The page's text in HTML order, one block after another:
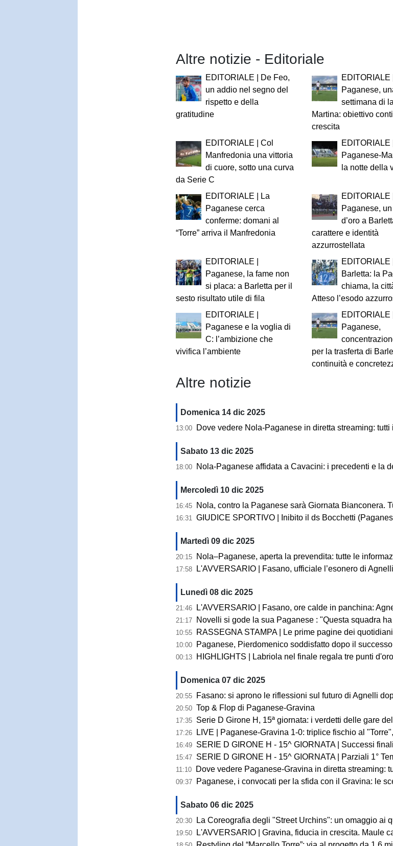
Altre notizie - Editoriale
EDITORIALE | De Feo,
un addio nel segno del
rispetto e della
gratitudine
EDITORIALE |
Paganese,
settimana di
Martina: obiettivo
crescita
EDITORIALE | Col
Manfredonia una vittoria
di cuore, sotto una curva
da Serie C
EDITORIALE |
Paganese-
la notte della
EDITORIALE | La
Paganese cerca
conferme: domani al
“Torre” arriva il Manfredonia
EDITORIALE |
Paganese,
d’oro a
carattere e identità
azzurrostellata
EDITORIALE |
Paganese, la fame non
si placa: a Barletta per il
sesto risultato utile di fila
EDITORIALE
Barletta: la
chiama, la
Atteso l’esodo
EDITORIALE |
Paganese e la voglia di
C: l’ambizione che
vivifica l’ambiente
EDITORIALE |
Paganese,
per la trasferta di
continuità e
Altre notizie
Domenica 14 dic 2025
13:00 Dove vedere Nola-Paganese in diretta streaming: tutti i dettagli per
Sabato 13 dic 2025
18:00 Nola-Paganese affidata a Cavacini: i precedenti e la
Mercoledì 10 dic 2025
16:45 Nola, contro la Paganese sarà Giornata Bianconera. Tutti i dettagli
16:31 GIUDICE SPORTIVO | Inibito il ds Bocchetti (Paganese). Reclamo Pompei, non omologato il match
Martedì 09 dic 2025
20:15 Nola–Paganese, aperta la prevendita: tutte le informazioni sui biglietti. C'è la
17:58 L'AVVERSARIO | Fasano, ufficiale l’esonero di Agnelli: panchina affidata
Lunedì 08 dic 2025
21:46 L'AVVERSARIO | Fasano, ore calde in panchina: Agnelli verso l’esonero. Esposito in pole
21:17 Novelli si gode la sua Paganese : "Questa squadra ha intensità, fame e
10:55 RASSEGNA STAMPA | Le prime pagine dei quotidiani sportivi sul successo della Paganese
10:00 Paganese, Pierdomenico soddisfatto dopo il successo sul Gravina: “Abbiamo creato tanto, vittoria importante per
00:13 HIGHLIGHTS | Labriola nel finale regala tre punti d'oro alla Paganese:
Domenica 07 dic 2025
20:55 Fasano: si aprono le riflessioni sul futuro di Agnelli dopo il ko nel derby
20:50 Top & Flop di Paganese-Gravina
17:35 Serie D Girone H, 15ª giornata: i verdetti delle gare delle 15.30. Ko Fasano, volano
17:26 LIVE | Paganese-Gravina 1-0: triplice fischio al "Torre",
16:49 SERIE D GIRONE H - 15^ GIORNATA | Successi finali per Virtus Francavilla e Sarnese. Primo tempo
15:47 SERIE D GIRONE H - 15^ GIORNATA | Parziali 1° Tempo: Acerrana, Normanna e
11:10 Dove vedere Paganese-Gravina in diretta streaming: tutte
09:37 Paganese, i convocati per la sfida con il Gravina: le scelte di
Sabato 06 dic 2025
20:30 La Coreografia degli "Street Urchins": un omaggio ai quarantuno anni di passione per
19:50 L'AVVERSARIO | Gravina, fiducia in crescita. Maule carica il gruppo «A Pagani serve una